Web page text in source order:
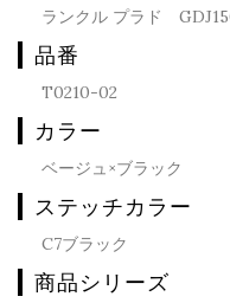
ランクル プラド
品番
T0210-02
カラー
ベージュ×ブラック
ステッチカラー
C7ブラック
商品シリーズ